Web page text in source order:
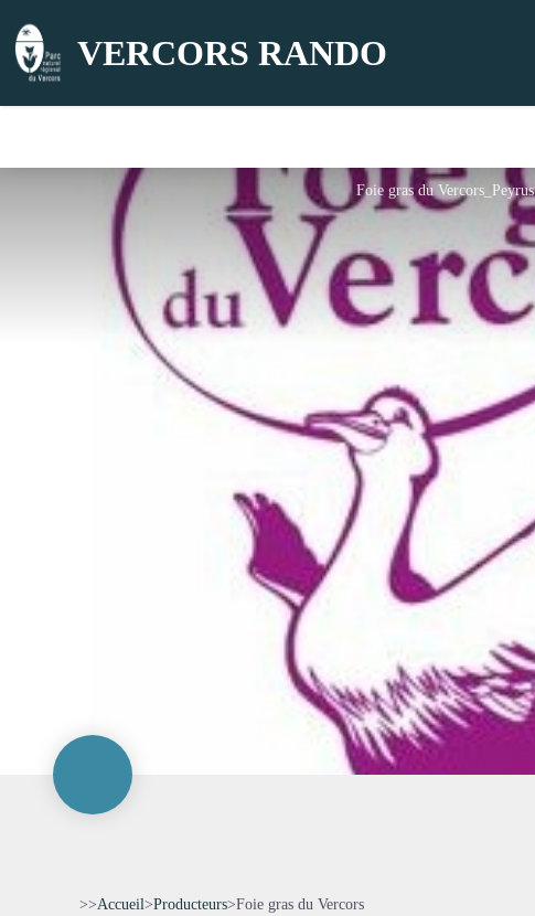
VERCORS RANDO
Foie gras du Vercors_Peyrus
>>Accueil>Producteurs>Foie gras du Vercors